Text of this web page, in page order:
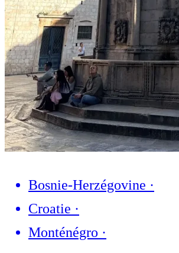
Bosnie-Herzégovine ·
Croatie ·
Monténégro ·